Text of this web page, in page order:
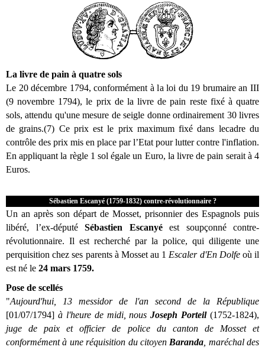
La livre de pain à quatre sols
Le 20 décembre 1794, conformément à la loi du 19 brumaire an III
(9 novembre 1794), le prix de la livre de pain reste fixé à quatre
sols, attendu qu'une mesure de seigle donne ordinairement 30 livres
de grains.(7) Ce prix est le prix maximum fixé dans lecadre du
contrôle des prix mis en place par l’Etat pour lutter contre l'inflation.
En appliquant la règle 1 sol égale un Euro, la livre de pain serait à 4
Euros.
Sébastien Escanyé (1759-1832) contre-révolutionnaire ?
Un an après son départ de Mosset, prisonnier des Espagnols puis
libéré, l’ex-député Sébastien Escanyé est soupçonné contre-
révolutionnaire. Il est recherché par la police, qui diligente une
perquisition chez ses parents à Mosset au 1 Escaler d'En Dolfe où il
est né le 24 mars 1759.
Pose de scellés
"Aujourd'hui, 13 messidor de l'an second de la République
[01/07/1794] à l'heure de midi, nousJoseph Porteil (1752-1824),
juge de paix et officier de police du canton de Mosset et
conformément à une réquisition du citoyen Baranda , maréchal des